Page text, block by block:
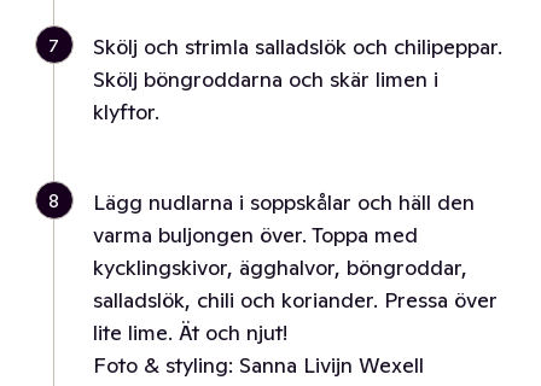
7
Skölj och strimla salladslök och chilipeppar.
Skölj böngroddarna och skär limen i
klyftor.
8
Lägg nudlarna i soppskålar och häll den
varma buljongen över. Toppa med
kycklingskivor, ägghalvor, böngroddar,
salladslök, chili och koriander. Pressa över
lite lime. Ät och njut!
Foto & styling: Sanna Livijn Wexell